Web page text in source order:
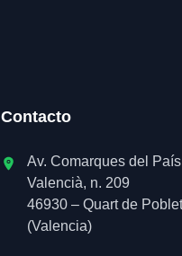
Contacto
Av. Comarques del País
Valencià, n. 209
46930 – Quart de Poblet
(Valencia)